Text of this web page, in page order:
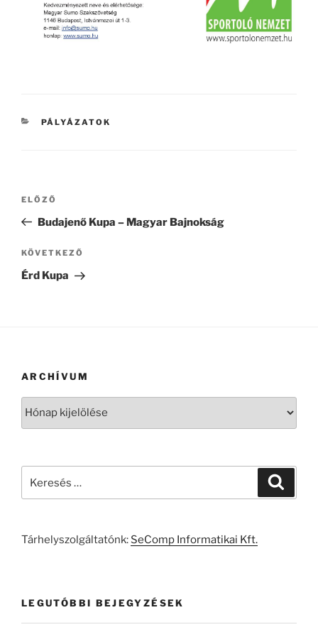
KATEGÓRIÁK
PÁLYÁZATOK
Bejegyzés
Korábbi
bejegyzés
ELŐZŐ
Budajenő Kupa – Magyar Bajnokság
Következő
bejegyzés
KÖVETKEZŐ
Érd Kupa
ARCHÍVUM
Tárhelyszolgáltatónk: SeComp Informatikai Kft.
LEGUTÓBBI BEJEGYZÉSEK